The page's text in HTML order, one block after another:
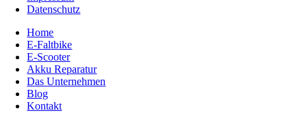
Datenschutz
Home
E-Faltbike
E-Scooter
Akku Reparatur
Das Unternehmen
Blog
Kontakt